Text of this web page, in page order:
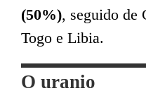
(50%), seguido de
Togo e Libia.
O uranio